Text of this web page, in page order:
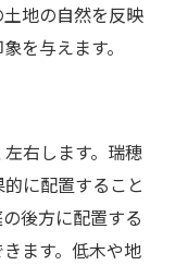
地の自然を反映
を与えます。
右します。瑞穂
に配置すること
後方に配置する
ます。低木や地